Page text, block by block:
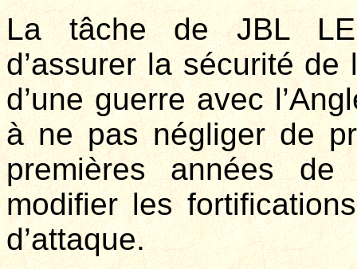
La tâche de JBL
d’assurer la sécurité
d’une guerre avec
à ne pas négliger de
premières années
modifier les
d’attaque.